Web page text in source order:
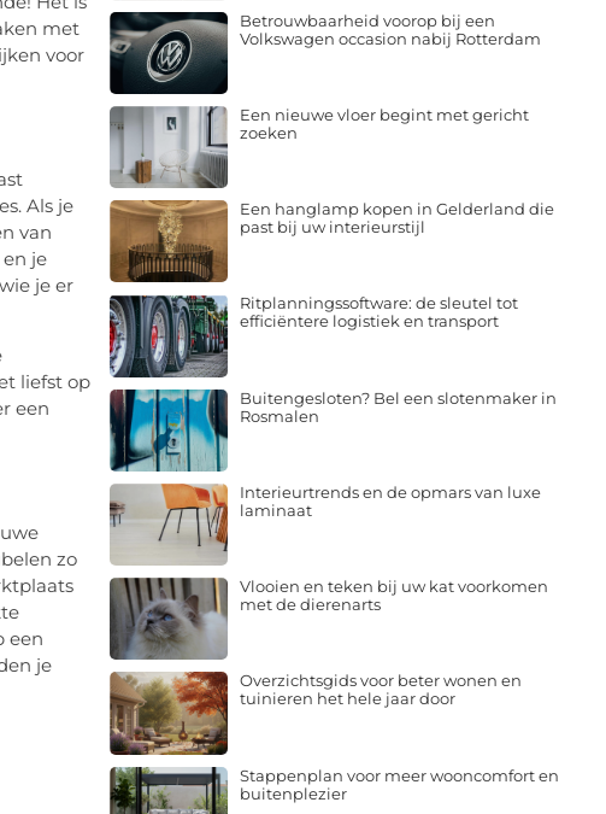
met
voor
Als je
van
je
je er
liefst op
een
zo
een
je
Betrouwbaarheid voorop bij een
Volkswagen occasion nabij Rotterdam
Een nieuwe vloer begint met gericht
zoeken
Een hanglamp kopen in Gelderland die
past bij uw interieurstijl
Ritplanningssoftware: de sleutel tot
efficiëntere logistiek en transport
Buitengesloten? Bel een slotenmaker in
Rosmalen
Interieurtrends en de opmars van luxe
laminaat
Vlooien en teken bij uw kat voorkomen
met de dierenarts
Overzichtsgids voor beter wonen en
tuinieren het hele jaar door
Stappenplan voor meer wooncomfort en
buitenplezier